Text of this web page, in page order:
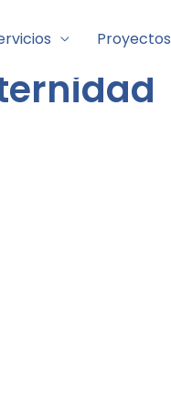
Proyectos